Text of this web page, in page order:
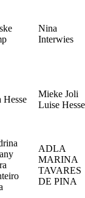
Nina
Interwies
Hesse
Mieke Joli
Luise Hesse
ADLA
MARINA
TAVARES
DE PINA